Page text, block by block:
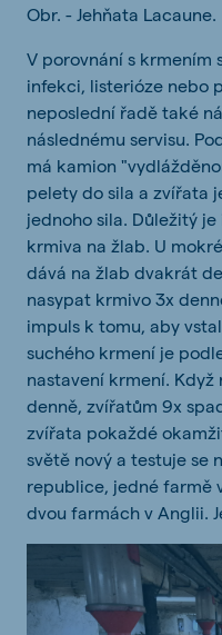
Obr. - Jehňata Lacaune.
V porovnání s krmením
infekci, listerióze nebo
neposlední řadě také
následnému servisu.
má kamion
pelety do sila a zvířata
jednoho sila. Důležitý
krmiva na žlab. U
dává na žlab dvakrát
nasypat krmivo 3x
impuls k tomu, aby
suchého krmení je
nastavení krmení.
denně, zvířatům 9x
zvířata pokaždé
světě nový a testuje se
republice, jedné farmě
dvou farmách v Anglii.